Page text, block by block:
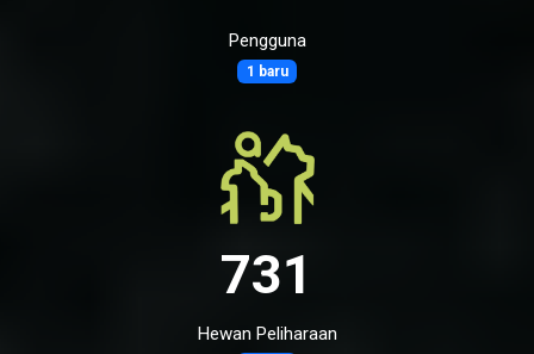
Pengguna
1 baru
731
Hewan Peliharaan